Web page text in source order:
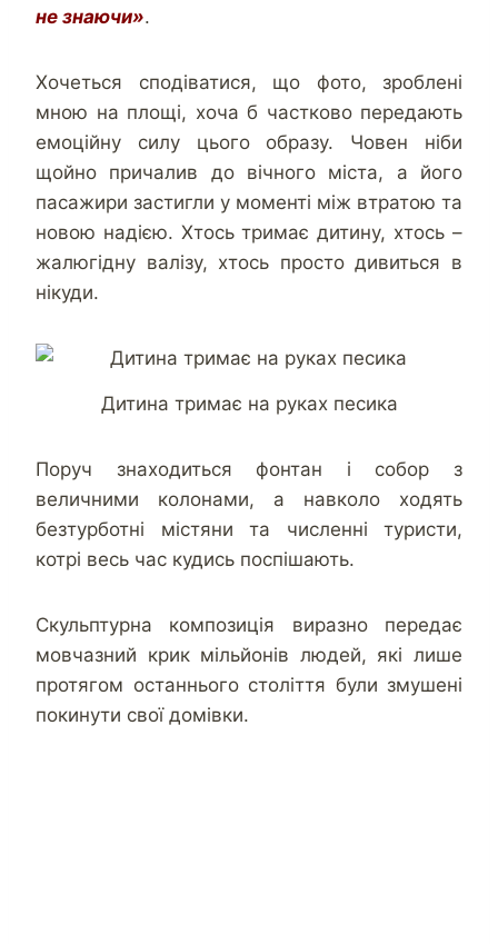
не знаючи».
Хочеться сподіватися, що фото, зроблені
мною на площі, хоча б частково передають
емоційну силу цього образу. Човен ніби
щойно причалив до вічного міста, а його
пасажири застигли у моменті між втратою та
новою надією. Хтось тримає дитину, хтось –
жалюгідну валізу, хтось просто дивиться в
нікуди.
Дитина тримає на руках песика
Поруч знаходиться фонтан і собор з
величними колонами, а навколо ходять
безтурботні містяни та численні туристи,
котрі весь час кудись поспішають.
Скульптурна композиція виразно передає
мовчазний крик мільйонів людей, які лише
протягом останнього століття були змушені
покинути свої домівки.